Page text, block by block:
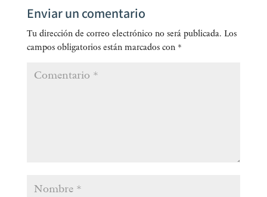
Enviar un comentario
Tu dirección de correo electrónico no será publicada. Los
campos obligatorios están marcados con *